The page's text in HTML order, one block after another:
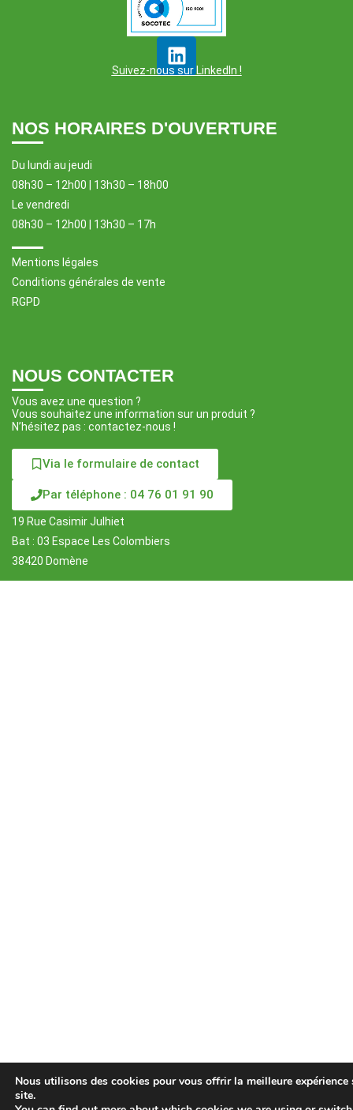
Suivez-nous sur LinkedIn !
NOS HORAIRES D'OUVERTURE
Du lundi au jeudi
08h30 – 12h00 | 13h30 – 18h00
Le vendredi
08h30 – 12h00 | 13h30 – 17h
Mentions légales
Conditions générales de vente
RGPD
NOUS CONTACTER
Vous avez une question ?
Vous souhaitez une information sur un produit ?
N’hésitez pas : contactez-nous !
Via le formulaire de contact
Par téléphone : 04 76 01 91 90
19 Rue Casimir Julhiet
Bat : 03 Espace Les Colombiers
38420 Domène
Nous utilisons des cookies pour vous offrir la meilleure expérience
site.